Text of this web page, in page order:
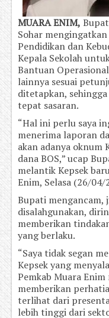
MUARA ENIM,
Sohar
Pendidikan dan
Kepala Sekolah
Bantuan
lainnya sesuai
ditetapkan,
tepat sasaran.
“Hal ini perlu saya
menerima laporan
akan adanya oknum
dana BOS,” ucap
melantik Kepsek
Enim, Selasa (26/04/
Bupati mengancam,
disalahgunakan,
memberikan
yang berlaku.
“Saya tidak segan
Kepsek yang
Pemkab Muara
memberikan
terlihat dari
lebih tinggi dari